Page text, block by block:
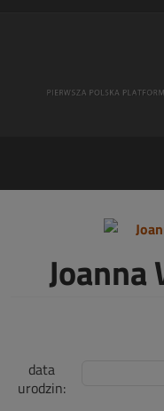
data
urodzin: